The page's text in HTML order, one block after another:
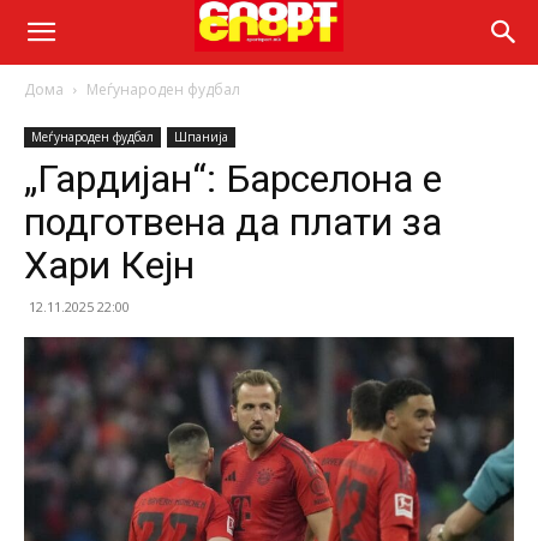
Дома Меѓународен фудбал
Меѓународен фудбал Шпанија
„Гардијан“: Барселона е
подготвена да плати за
Хари Кејн
12.11.2025 22:00